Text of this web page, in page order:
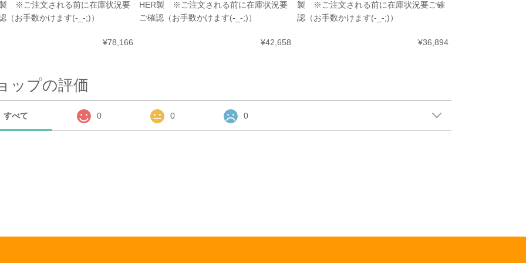
※ご注文される前に在庫状況要
（お手数かけます(-_-;)）
¥78,166
HER製 ※ご注文される前に在庫状況要
ご確認（お手数かけます(-_-;)）
¥42,658
製 ※ご注文される前に在庫状況要ご確
認（お手数かけます(-_-;)）
¥36,894
ップの評価
すべて 0 0 0